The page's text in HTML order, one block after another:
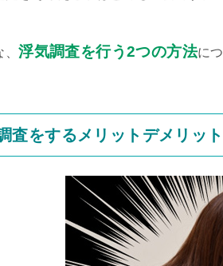
、浮気調査を行う2つの方法に
査をするメリットデメリット